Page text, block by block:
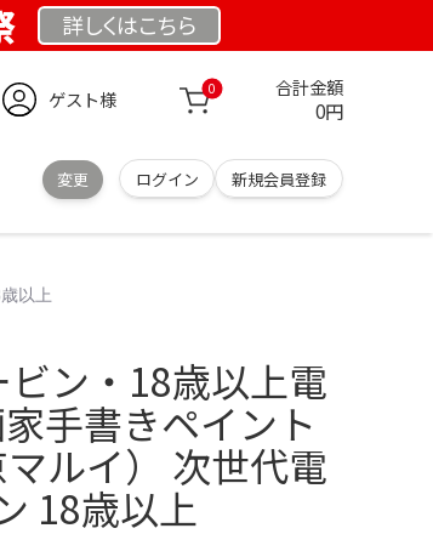
詳しくはこちら
ゲスト様 0 合計金額
0円
変更 ログイン 新規会員登録
以上
ン・18歳以上電
手書きペイント
ルイ） 次世代電
18歳以上